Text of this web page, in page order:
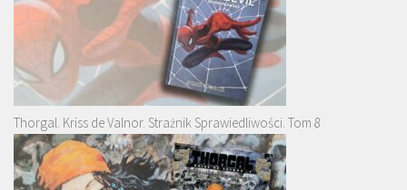
Thorgal. Kriss de Valnor. Strażnik Sprawiedliwości. Tom 8